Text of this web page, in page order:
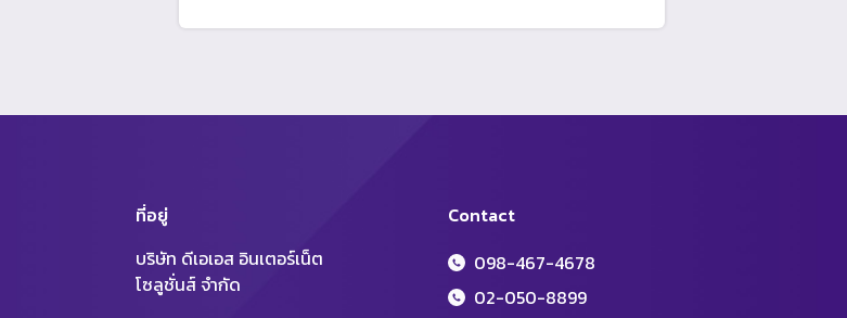
Contact
098-467-4678
02-050-8899
ที่อยู่
บริษัท ดีเอเอส อินเตอร์เน็ต
โซลูชั่นส์ จำกัด